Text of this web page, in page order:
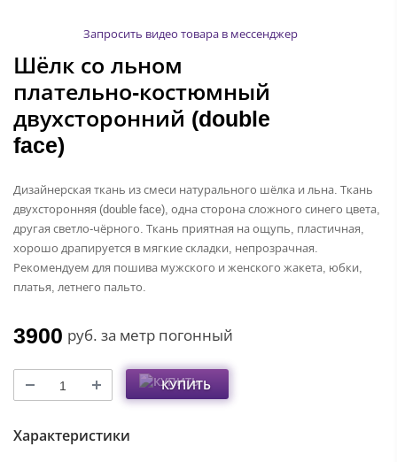
Запросить видео товара в мессенджер
Шёлк со льном
плательно-костюмный
двухсторонний (double
face)
Дизайнерская ткань из смеси натурального шёлка и льна. Ткань
двухсторонняя (double face), одна сторона сложного синего цвета,
другая светло-чёрного. Ткань приятная на ощупь, пластичная,
хорошо драпируется в мягкие складки, непрозрачная.
Рекомендуем для пошива мужского и женского жакета, юбки,
платья, летнего пальто.
3900 руб. за метр погонный
КУПИТЬ
Характеристики